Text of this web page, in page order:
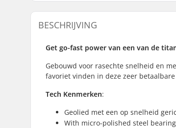
BESCHRIJVING
Get go-fast power van een van de
Gebouwd voor rasechte snelheid en
favoriet vinden in deze zeer
Tech Kenmerken:
Geolied met een op snelheid
With micro-polished steel